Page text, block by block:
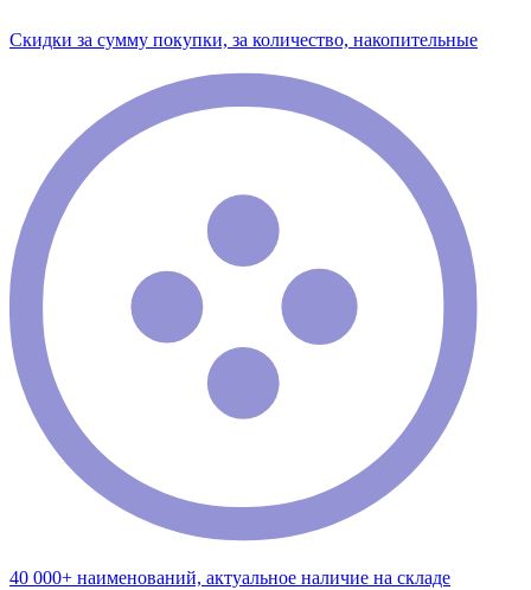
Скидки за сумму покупки, за количество, накопительные
40 000+ наименований, актуальное наличие на складе